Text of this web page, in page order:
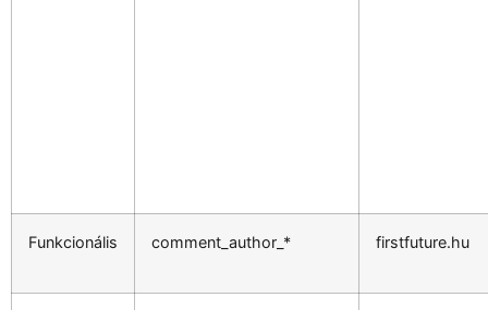
Funkcionális comment_author_* firstfuture.hu